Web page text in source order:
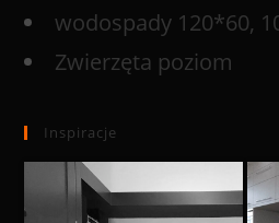
wodospady 120*60,
Zwierzęta poziom
Inspiracje